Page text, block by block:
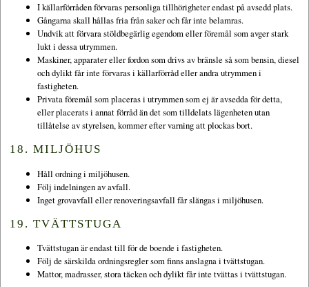
I källarförråden förvaras personliga tillhörigheter endast på avsedd plats.
Gångarna skall hållas fria från saker och får inte belamras.
Undvik att förvara stöldbegärlig egendom eller föremål som avger stark
lukt i dessa utrymmen.
Maskiner, apparater eller fordon som drivs av bränsle så som bensin, diesel
och dylikt får inte förvaras i källarförråd eller andra utrymmen i
fastigheten.
Privata föremål som placeras i utrymmen som ej är avsedda för detta,
eller placerats i annat förråd än det som tilldelats lägenheten utan
tillåtelse av styrelsen, kommer efter varning att plockas bort.
18. MILJÖHUS
Håll ordning i miljöhusen.
Följ indelningen av avfall.
Inget grovavfall eller renoveringsavfall får slängas i miljöhusen.
19. TVÄTTSTUGA
Tvättstugan är endast till för de boende i fastigheten.
Följ de särskilda ordningsregler som finns anslagna i tvättstugan.
Mattor, madrasser, stora täcken och dylikt får inte tvättas i tvättstugan.